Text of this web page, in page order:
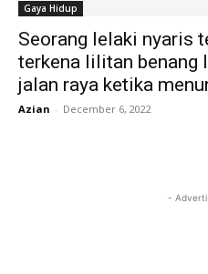
Gaya Hidup
Seorang lelaki nyaris
terkena lilitan benang
jalan raya ketika
Azian - December 6, 2022
-